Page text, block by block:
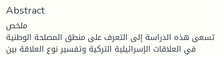
Abstract
ملخص
تسعى هذه الدراسة إلى التعرف على منطق المصلحة الوطنية
في العلاقات الإسرائيلية التركية وتفسير نوع العلاقة بين